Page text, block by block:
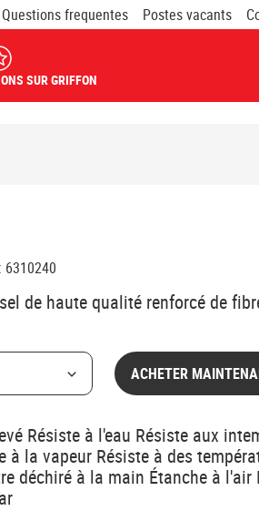
Questions frequentes Postes vacants
SUR GRIFFON
: 6310240
de haute qualité renforcé de
ACHETER
Résiste à l'eau Résiste aux
à la vapeur Résiste à des
déchiré à la main Étanche à l'air